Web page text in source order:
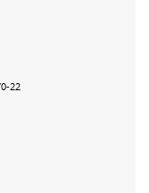
22